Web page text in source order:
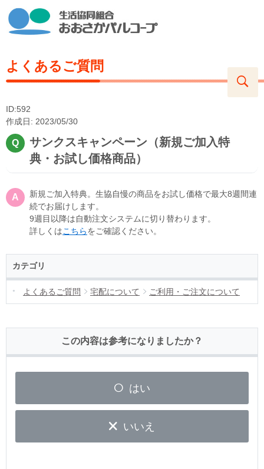
よくあるご質問
ID:592
作成日: 2023/05/30
サンクスキャンペーン（新規ご加入特
典・お試し価格商品）
新規ご加入特典。生協自慢の商品をお試し価格で最大8週間連
続でお届けします。
9週目以降は自動注文システムに切り替わります。
詳しくはこちらをご確認ください。
カテゴリ
よくあるご質問 宅配について ご利用・ご注文について
この内容は参考になりましたか？
はい
いいえ